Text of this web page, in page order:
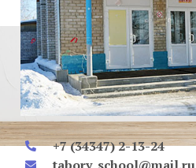
+7 (34347) 2-13-24
tabory_school@mail.ru